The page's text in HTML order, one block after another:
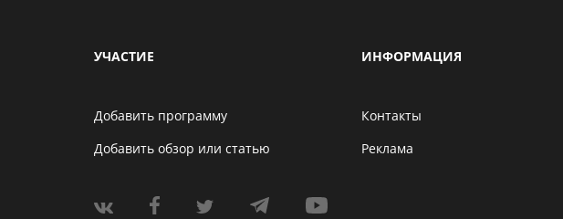
УЧАСТИЕ
Добавить программу
Добавить обзор или статью
ИНФОРМАЦИЯ
Контакты
Реклама